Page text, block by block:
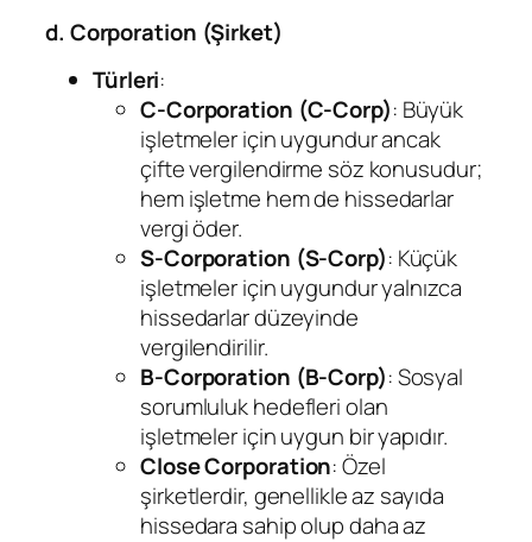
d. Corporation (Şirket)
Türleri:
C-Corporation (C-Corp): Büyük
işletmeler için uygundur ancak
çifte vergilendirme söz konusudur;
hem işletme hem de hissedarlar
vergi öder.
S-Corporation (S-Corp): Küçük
işletmeler için uygundur yalnızca
hissedarlar düzeyinde
vergilendirilir.
B-Corporation (B-Corp): Sosyal
sorumluluk hedefleri olan
işletmeler için uygun bir yapıdır.
Close Corporation: Özel
şirketlerdir, genellikle az sayıda
hissedara sahip olup daha az